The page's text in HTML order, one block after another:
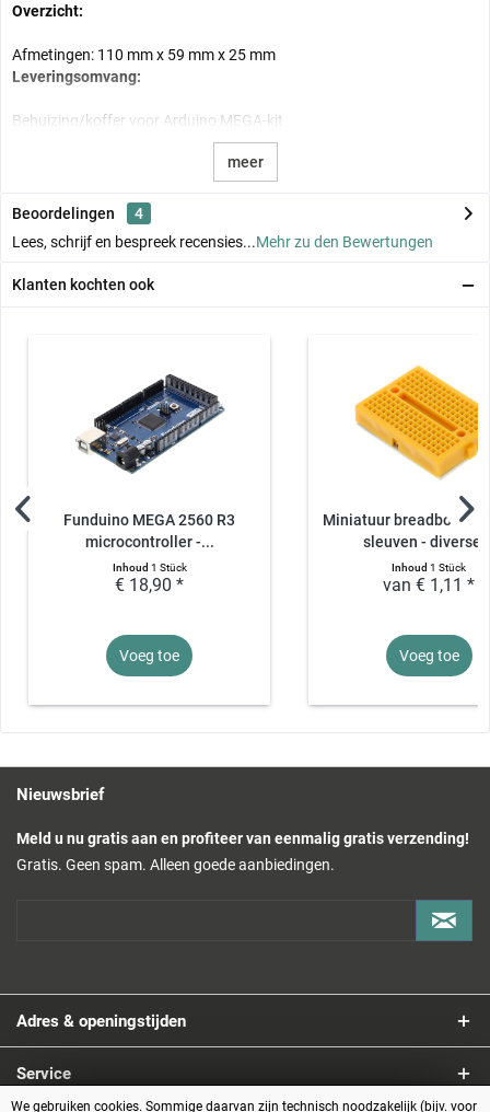
Overzicht:
Afmetingen: 110 mm x 59 mm x 25 mm
Leveringsomvang:
Behuizing/koffer voor Arduino MEGA-kit
meer
Beoordelingen
4
Lees, schrijf en bespreek recensies...Mehr zu den Bewertungen
Klanten kochten ook
Funduino MEGA 2560 R3
microcontroller -...
Inhoud 1 Stück
€ 18,90 *
Voeg toe
Miniatuur breadboard
sleuven -
Inhoud1 Stück
van € 1,11 *
Voeg toe
Nieuwsbrief
Meld u nu gratis aan en profiteer van eenmalig gratis verzending!
Gratis. Geen spam. Alleen goede aanbiedingen.
Adres & openingstijden
Service
We gebruiken cookies. Sommige daarvan zijn technisch noodzakelijk (bijv. voor